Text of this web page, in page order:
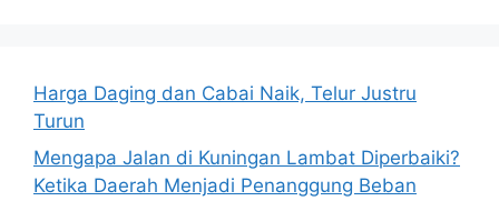
Harga Daging dan Cabai Naik, Telur Justru
Turun
Mengapa Jalan di Kuningan Lambat Diperbaiki?
Ketika Daerah Menjadi Penanggung Beban